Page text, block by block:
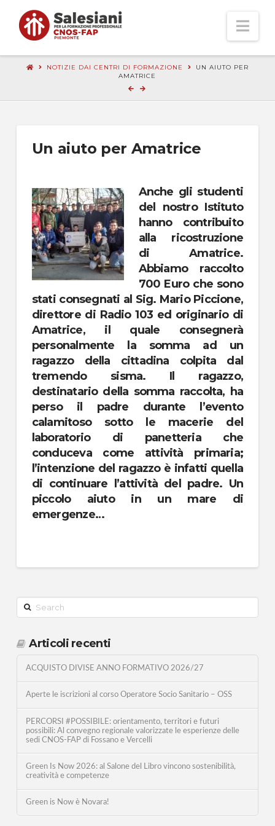
NOTIZIE DAI CENTRI DI FORMAZIONE
UN AIUTO PER
AMATRICE
Un aiuto per Amatrice
Anche gli studenti
del nostro Istituto
hanno contribuito
alla ricostruzione
di Amatrice.
Abbiamo raccolto
700 Euro che sono
stati consegnati al Sig. Mario Piccione,
direttore di Radio 103 ed originario di
Amatrice, il quale consegnerà
personalmente la somma ad un
ragazzo della cittadina colpita dal
tremendo sisma. Il ragazzo,
destinatario della somma raccolta, ha
perso il padre durante l’evento
calamitoso sotto le macerie del
laboratorio di panetteria che
conduceva come attività primaria;
l’intenzione del ragazzo è infatti quella
di continuare l’attività del padre. Un
piccolo aiuto in un mare di
emergenze…
Search
Articoli recenti
ACQUISTO DIVISE ANNO FORMATIVO 2026/27
Aperte le iscrizioni al corso Operatore Socio Sanitario – OSS
PERCORSI #POSSIBILE: orientamento, territori e futuri
possibili: Al convegno regionale valorizzate le esperienze delle
sedi CNOS-FAP di Fossano e Vercelli
Green Is Now 2026: al Salone del Libro vincono sostenibilità,
creatività e competenze
Green is Now è Novara!